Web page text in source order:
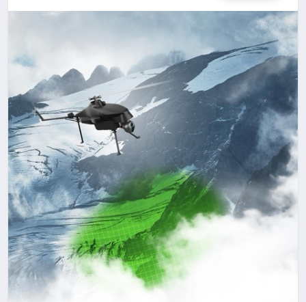
SIYASET
SPOR
TEKNOLOJI